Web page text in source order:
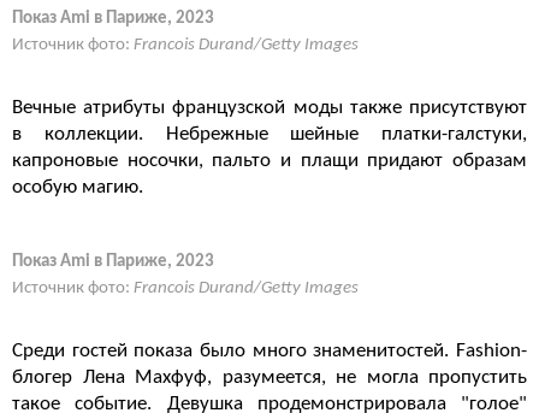
Показ Ami в Париже, 2023
Источник фото: Francois Durand/Getty Images
Вечные атрибуты французской моды также присутствуют
в коллекции. Небрежные шейные платки-галстуки,
капроновые носочки, пальто и плащи придают образам
особую магию.
Показ Ami в Париже, 2023
Источник фото: Francois Durand/Getty Images
Среди гостей показа было много знаменитостей. Fashion-
блогер Лена Махфуф, разумеется, не могла пропустить
такое событие. Девушка продемонстрировала "голое"